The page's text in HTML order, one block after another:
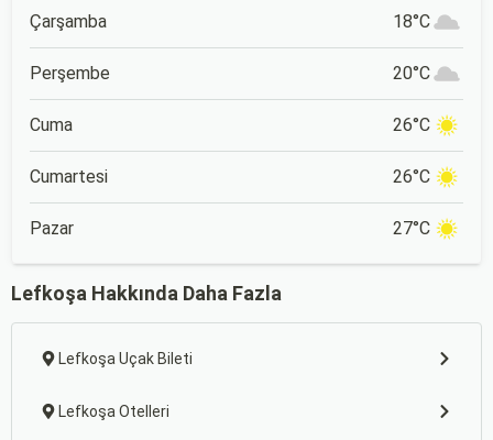
Çarşamba 18°C
Perşembe 20°C
Cuma 26°C
Cumartesi 26°C
Pazar 27°C
Lefkoşa Hakkında Daha Fazla
Lefkoşa Uçak Bileti
Lefkoşa Otelleri